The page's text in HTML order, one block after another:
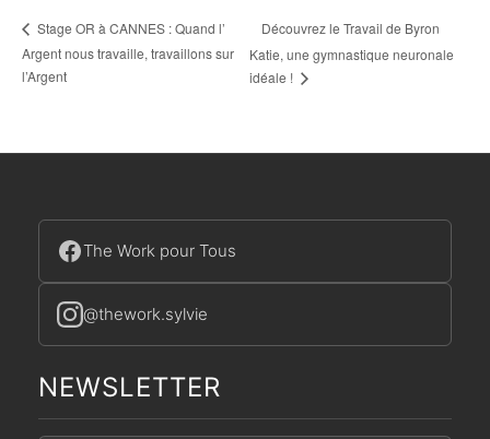
Stage OR à CANNES : Quand l’
Argent nous travaille, travaillons sur
l’Argent
Découvrez le Travail de Byron
Katie, une gymnastique neuronale
idéale !
The Work pour Tous
@thework.sylvie
NEWSLETTER